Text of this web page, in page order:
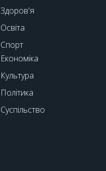
Здоров'я
Освіта
Спорт
Економіка
Культура
Політика
Суспільство